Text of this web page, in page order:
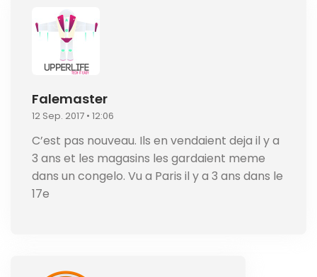
Falemaster
12 Sep. 2017 • 12:06
C’est pas nouveau. Ils en vendaient deja il y a
3 ans et les magasins les gardaient meme
dans un congelo. Vu a Paris il y a 3 ans dans le
17e